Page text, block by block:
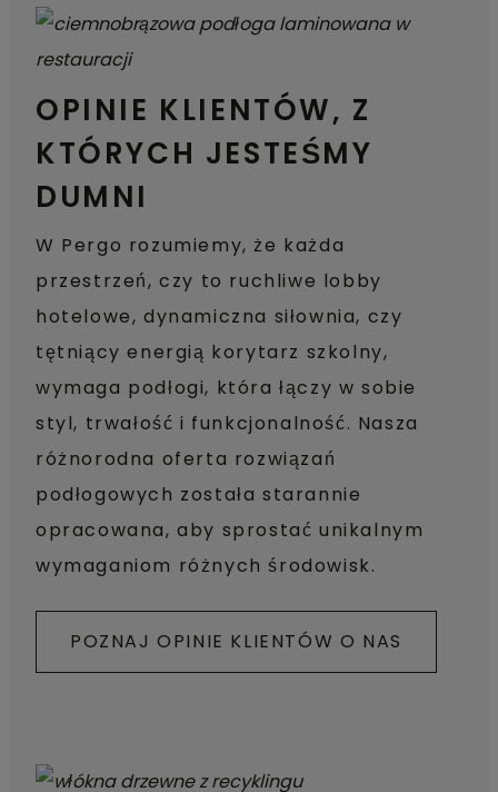
OPINIE KLIENTÓW, Z
KTÓRYCH JESTEŚMY
DUMNI
W Pergo rozumiemy, że każda
przestrzeń, czy to ruchliwe lobby
hotelowe, dynamiczna siłownia, czy
tętniący energią korytarz szkolny,
wymaga podłogi, która łączy w sobie
styl, trwałość i funkcjonalność. Nasza
różnorodna oferta rozwiązań
podłogowych została starannie
opracowana, aby sprostać unikalnym
wymaganiom różnych środowisk.
POZNAJ OPINIE KLIENTÓW O NAS